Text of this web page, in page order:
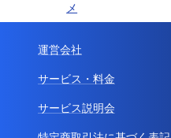
メ
運営会社
サービス・料金
サービス説明会